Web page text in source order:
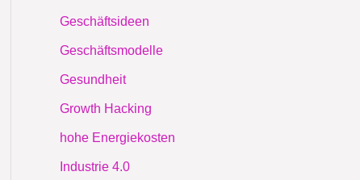
Geschäftsideen
Geschäftsmodelle
Gesundheit
Growth Hacking
hohe Energiekosten
Industrie 4.0